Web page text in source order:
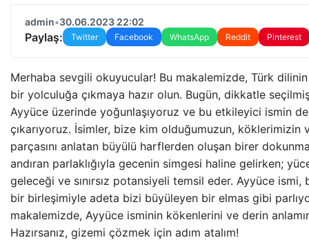
admin•30.06.2023 22:02
Paylaş: Twitter Facebook WhatsApp Reddit Pinterest
Merhaba sevgili okuyucular! Bu makalemizde, Türk
bir yolculuğa çıkmaya hazır olun. Bugün, dikkatle
Ayyüce üzerinde yoğunlaşıyoruz ve bu etkileyici ismin
çıkarıyoruz. İsimler, bize kim olduğumuzun, köklerimizin
parçasını anlatan büyülü harflerden oluşan birer
andıran parlaklığıyla gecenin simgesi haline gelirken;
geleceği ve sınırsız potansiyeli temsil eder. Ayyüce ismi,
bir birleşimiyle adeta bizi büyüleyen bir elmas gibi
makalemizde, Ayyüce isminin kökenlerini ve derin
Hazırsanız, gizemi çözmek için adım atalım!